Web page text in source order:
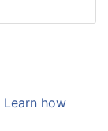
Learn how